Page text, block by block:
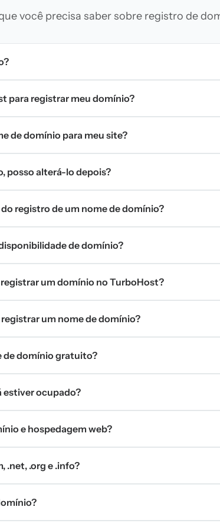
você precisa saber sobre registro de
para registrar meu domínio?
de domínio para meu site?
posso alterá-lo depois?
registro de um nome de domínio?
de domínio?
um domínio no TurboHost?
um nome de domínio?
de domínio gratuito?
estiver ocupado?
e hospedagem web?
.net, .org e .info?